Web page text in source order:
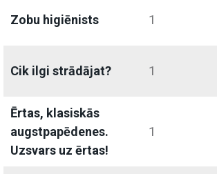
Zobu higiēnists 1
Cik ilgi strādājat? 1
Ērtas, klasiskās
augstpapēdenes.
Uzsvars uz ērtas!
1